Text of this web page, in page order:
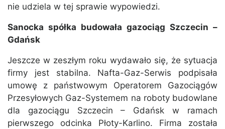
nie udziela w tej sprawie wypowiedzi.
Sanocka spółka budowała gazociąg Szczecin –
Gdańsk
Jeszcze w zeszłym roku wydawało się, że sytuacja
firmy jest stabilna. Nafta-Gaz-Serwis podpisała
umowę z państwowym Operatorem Gazociągów
Przesyłowych Gaz-Systemem na roboty budowlane
dla gazociągu Szczecin – Gdańsk w ramach
pierwszego odcinka Płoty-Karlino. Firma została